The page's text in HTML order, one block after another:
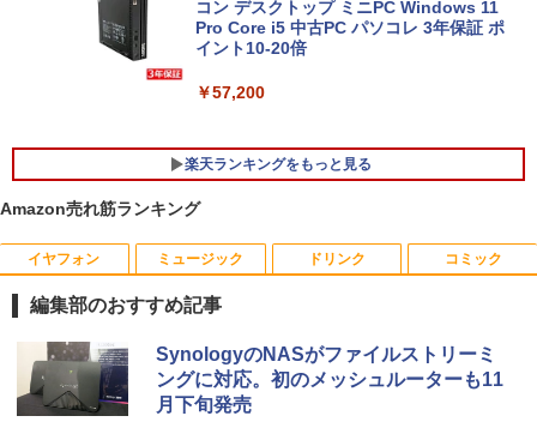
￥34,800
N1565CAL AMD Ryzen 7 5700U メモリ
8GB SSD512GB 15インチ フルHD Wind
キー DVDマルチ 1年保証 レビュー特典：
ソコン
￥34,800
コン デスクトップ ミニPC Windows 11
Pro Core i5 中古PC パソコレ 3年保証 ポ
イント10-20倍
￥57,200
楽天ランキングをもっと見る
1
【公式・メーカー直販・送料無料】モニ
ター 新品 フルHD HP Series 3 Pro 324p
v 23.8 インチFHD VA モニター VA 23.8
PS5 Nintendo Switch 3年保証 転送不可
(型番: 9U5C1AA)
￥12,900
1
キングダム 80 （ヤングジャンプコミッ
クス） [ 原 泰久 ]
Amazon売れ筋ランキング
イヤフォン
Anker Soundcore P40i オフホワイト
￥5,990
ミュージック
BRUCE WAYNE feat. Flo Milli, ATL Jacob
[Explicit]
￥250
ドリンク
by Amazon 天然水 ラベルレス 500ml ×24本
富士山の天然水 バナジウム含有 水 ミネラル
ウォーター ペットボトル 静岡県産 500ミリリ
ットル (Smart Basic)
コミック
薬屋のひとりごと 17巻 (デジタル版ビッグガ
ンガンコミックス)
￥770
編集部のおすすめ記事
SynologyのNASがファイルストリーミ
ングに対応。初のメッシュルーターも11
月下旬発売